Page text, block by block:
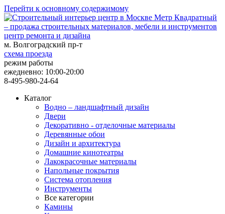
Перейти к основному содержимому
центр ремонта и дизайна
м. Волгоградский пр-т
схема проезда
режим работы
ежедневно: 10:00-20:00
8-495-980-24-64
Каталог
Водно – ландшафтный дизайн
Двери
Декоративно - отделочные материалы
Деревянные обои
Дизайн и архитектура
Домашние кинотеатры
Лакокрасочные материалы
Напольные покрытия
Система отопления
Инструменты
Все категории
Камины